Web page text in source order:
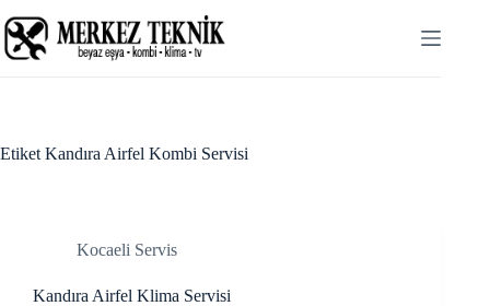
panel
to
content
Etiket Kandıra Airfel Kombi Servisi
Kocaeli Servis
Kandıra Airfel Klima Servisi